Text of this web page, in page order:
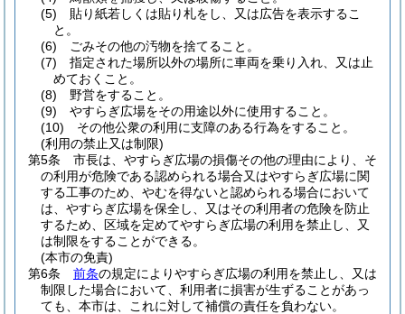
(5)
貼り紙若しくは貼り札をし、又は広告を表示するこ
と。
(6)
ごみその他の汚物を捨てること。
(7)
指定された場所以外の場所に車両を乗り入れ、又は止
めておくこと。
(8)
野営をすること。
(9)
やすらぎ広場をその用途以外に使用すること。
(10)
その他公衆の利用に支障のある行為をすること。
(利用の禁止又は制限)
第5条
市長は、やすらぎ広場の損傷その他の理由により、そ
の利用が危険である認められる場合又はやすらぎ広場に関
する工事のため、やむを得ないと認められる場合において
は、やすらぎ広場を保全し、又はその利用者の危険を防止
するため、区域を定めてやすらぎ広場の利用を禁止し、又
は制限をすることができる。
(本市の免責)
第6条
前条の規定によりやすらぎ広場の利用を禁止し、又は
制限した場合において、利用者に損害が生ずることがあっ
ても、本市は、これに対して補償の責任を負わない。